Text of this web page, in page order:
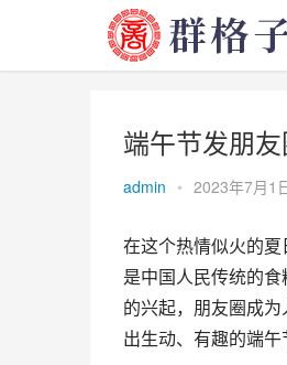
端午节发朋
admin • 2023年7月1
在这个热情似火的
是中国人民传统的
的兴起，朋友圈成
出生动、有趣的端午